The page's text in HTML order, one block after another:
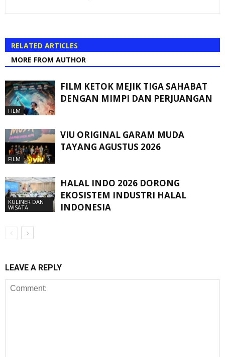
RELATED ARTICLES
MORE FROM AUTHOR
FILM
FILM KETOK MEJIK TIGA SAHABAT
DENGAN MIMPI DAN PERJUANGAN
FILM
VIU ORIGINAL GARAM MUDA
TAYANG AGUSTUS 2026
KULINER DAN
WISATA
HALAL INDO 2026 DORONG
EKOSISTEM INDUSTRI HALAL
INDONESIA
LEAVE A REPLY